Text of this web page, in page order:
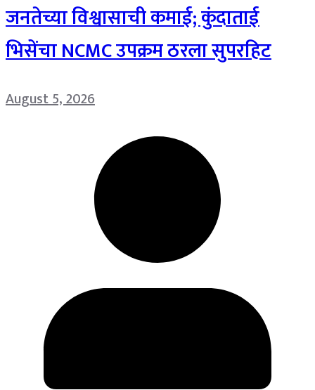
जनतेच्या विश्वासाची कमाई; कुंदाताई
भिसेंचा NCMC उपक्रम ठरला सुपरहिट
August 5, 2026